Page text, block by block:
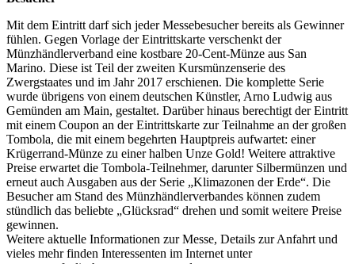
Mit dem Eintritt darf sich jeder Messebesucher bereits als Gewinner
fühlen. Gegen Vorlage der Eintrittskarte verschenkt der
Münzhändlerverband eine kostbare 20-Cent-Münze aus San
Marino. Diese ist Teil der zweiten Kursmünzenserie des
Zwergstaates und im Jahr 2017 erschienen. Die komplette Serie
wurde übrigens von einem deutschen Künstler, Arno Ludwig aus
Gemünden am Main, gestaltet. Darüber hinaus berechtigt der Eintritt
mit einem Coupon an der Eintrittskarte zur Teilnahme an der großen
Tombola, die mit einem begehrten Hauptpreis aufwartet: einer
Krügerrand-Münze zu einer halben Unze Gold! Weitere attraktive
Preise erwartet die Tombola-Teilnehmer, darunter Silbermünzen und
erneut auch Ausgaben aus der Serie „Klimazonen der Erde“. Die
Besucher am Stand des Münzhändlerverbandes können zudem
stündlich das beliebte „Glücksrad“ drehen und somit weitere Preise
gewinnen.
Weitere aktuelle Informationen zur Messe, Details zur Anfahrt und
vieles mehr finden Interessenten im Internet unter